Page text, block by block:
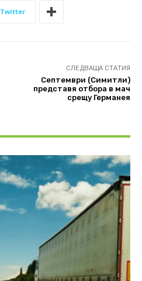
Twitter
СЛЕДВАЩА СТАТИЯ
Септември (Симитли)
представя отбора в мач
срещу Германея